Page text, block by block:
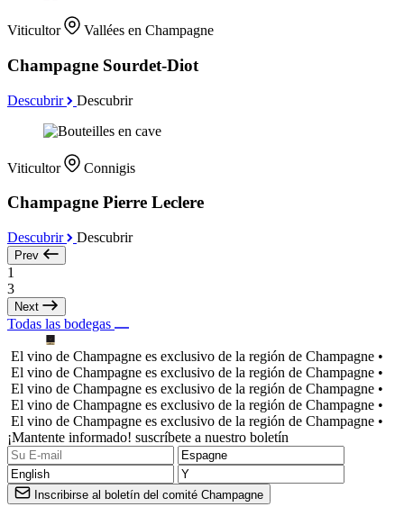
Viticultor Vallées en Champagne
Champagne Sourdet-Diot
Descubrir Descubrir
Viticultor Connigis
Champagne Pierre Leclere
Descubrir Descubrir
Prev
1
3
Next
Todas las bodegas
El vino de Champagne es exclusivo de la región de Champagne •
El vino de Champagne es exclusivo de la región de Champagne •
El vino de Champagne es exclusivo de la región de Champagne •
El vino de Champagne es exclusivo de la región de Champagne •
El vino de Champagne es exclusivo de la región de Champagne •
¡Mantente informado! suscríbete a nuestro boletín
Inscribirse al boletín del comité Champagne